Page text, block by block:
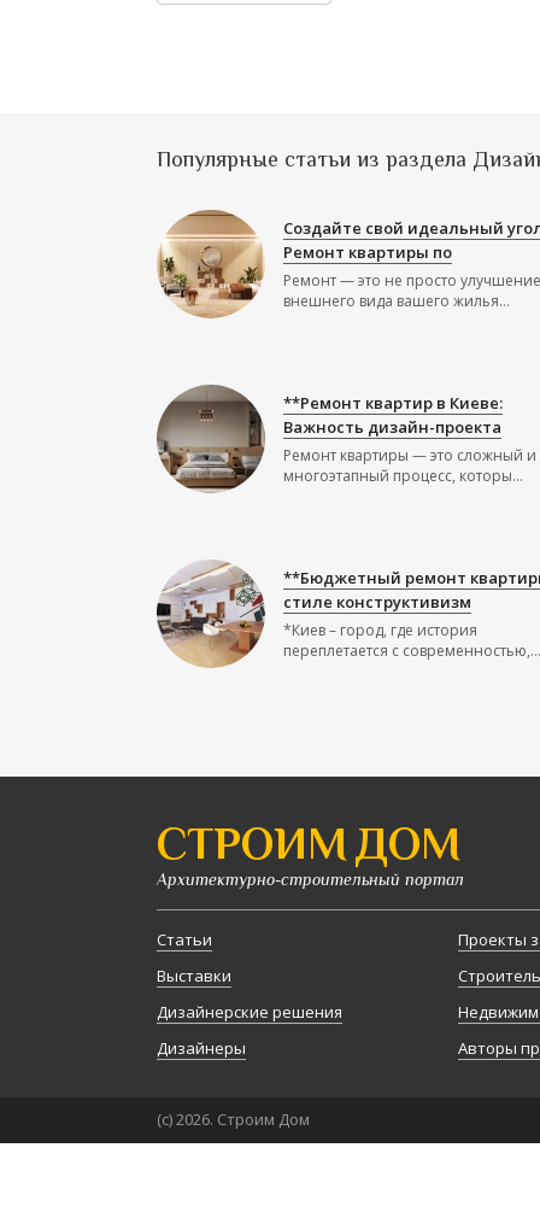
Популярные статьи из раздела
Создайте свой идеальный
Ремонт квартиры по
Ремонт — это не просто улучшение
внешнего вида вашего жилья...
**Ремонт квартир в Киеве:
Важность дизайн-проекта
Ремонт квартиры — это сложный и
многоэтапный процесс, которы...
**Бюджетный ремонт
стиле конструктивизм
*Киев – город, где история
переплетается с современностью,...
СТРОИМ ДОМ
Архитектурно-строительный портал
Статьи
Выставки
Дизайнерские решения
Дизайнеры
Проекты
Авторы
(с) 2026. Строим Дом